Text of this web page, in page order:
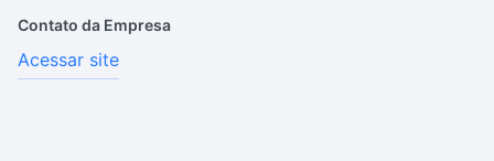
Contato da Empresa
Acessar site